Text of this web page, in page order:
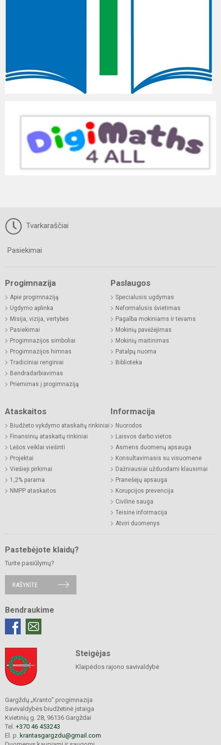
Tvarkaraščiai
Pasiekimai
Progimnazija
Apie progimnaziją
Ugdymo aplinka
Misija, vizija, vertybės
Pasiekimai
Progimnazijos simboliai
Progimnazijos himnas
Tradiciniai renginiai
Bendradarbiavimas
Priėmimas į progimnaziją
Paslaugos
Specialusis ugdymas
Neformalusis švietimas
Pagalba mokiniams ir tėvams
Mokinių pavėžėjimas
Mokinių maitinimas
Patalpų nuoma
Biblioteka
Ataskaitos
Biudžeto vykdymo ataskaitų rinkiniai
Finansinių ataskaitų rinkiniai
Lėšos veiklai viešinti
Projektai
Viešieji pirkimai
1,2% parama
NMPP ataskaitos
Informacija
Nuorodos
Laisvos darbo vietos
Asmens duomenų apsauga
Konsultavimasis su visuomene
Dažniausiai užduodami klausimai
Pranešėjų apsauga
Korupcijos prevencija
Civilinė sauga
Teisinė informacija
Atviri duomenys
Pastebėjote klaidų?
Turite pasiūlymų?
RAŠYKITE
Bendraukime
Steigėjas
Klaipėdos rajono savivaldybė
Gargždų „Kranto“ progimnazija
Savivaldybės biudžetinė įstaiga
Kvietinių g. 28, 96136 Gargždai
Tel. +370 46 453243
El. p. krantasgargzdu@gmail.com